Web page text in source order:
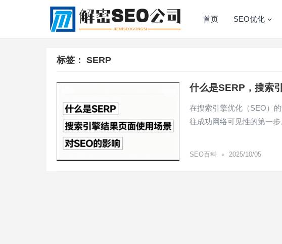
首页 SEO优化
标签： SERP
什么是SERP，搜索
在搜索引擎优化（SEO）
往成功网络可见性的第一
SEO百科 • 2025/10/05